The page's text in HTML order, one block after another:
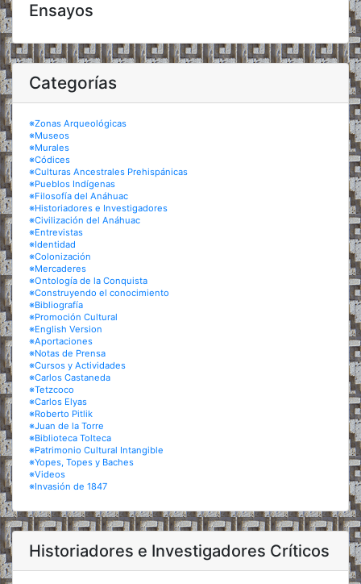
Ensayos
Categorías
※Zonas Arqueológicas
※Museos
※Murales
※Códices
※Culturas Ancestrales Prehispánicas
※Pueblos Indígenas
※Filosofía del Anáhuac
※Historiadores e Investigadores
※Civilización del Anáhuac
※Entrevistas
※Identidad
※Colonización
※Mercaderes
※Ontología de la Conquista
※Construyendo el conocimiento
※Bibliografía
※Promoción Cultural
※English Version
※Aportaciones
※Notas de Prensa
※Cursos y Actividades
※Carlos Castaneda
※Tetzcoco
※Carlos Elyas
※Roberto Pitlik
※Juan de la Torre
※Biblioteca Tolteca
※Patrimonio Cultural Intangible
※Yopes, Topes y Baches
※Videos
※Invasión de 1847
Historiadores e Investigadores Críticos